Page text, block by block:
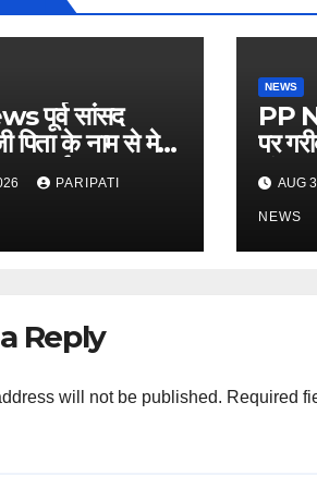
पूर्व सांसद
पिता के नाम से मेरी
अर्चना पाल,
में दिया परिचय
PARIPATI
NEWS
PP
पर
संभव
लगाई
AUG
NEWS
Reply
will not be published. Required